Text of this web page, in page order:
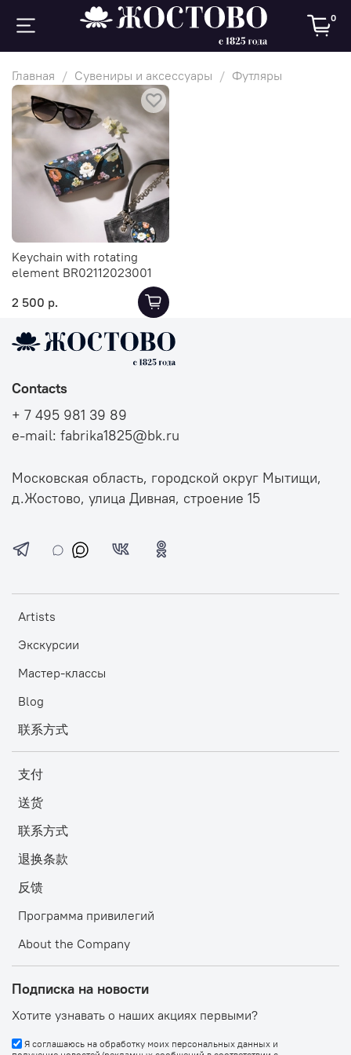
0
Главная Сувениры и аксессуары Футляры
Keychain with rotating
element BR02112023001
2 500 р.
Artists
Экскурсии
Мастер-классы
Blog
联系方式
支付
送货
联系方式
退换条款
反馈
Программа привилегий
About the Company
Подписка на новости
Хотите узнавать о наших акциях первыми?
Я соглашаюсь на обработку моих персональных данных и
Contacts
+ 7 495 981 39 89
e-mail: fabrika1825@bk.ru
Московская область, городской округ Мытищи,
д.Жостово, улица Дивная, строение 15